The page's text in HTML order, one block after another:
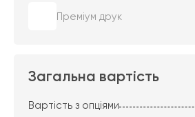
Преміум друк
Загальна вартість
Вартість з опціями